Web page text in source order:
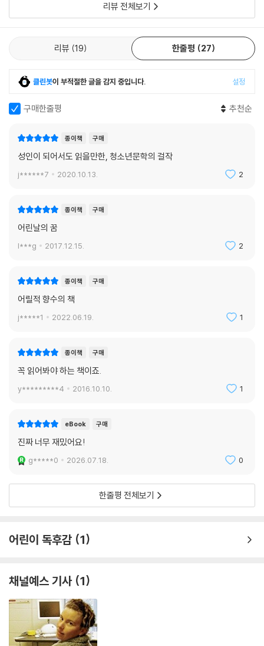
미시시피 강변의 조그만 마을 세인트피터스버그에 사는 톰은 공부하러 학
교에 가는 것보다 친구들과 강에서 헤엄치고 노는 것을 좋아하는 장난꾸러
기 소년이다. 항상 꾀를 부려 폴리 이모나 모범생 동생 시드, 혹은 친구들을
속이거나 골탕을 먹인다. 그러나 악의를 품지 않은 톰의 잔꾀와 장난은 줄
담장과 관련된 에피소드는 이 책에서 가장 대표적인 장면으로서 어린아이
면 이모의 눈을 피해 으레 창문을 통해 방으로 기어들곤 하던 톰은 어느 날
야 하는 벌을 받는다. 이때 톰은 한 가지 꾀를 내어 친구들로 하여금 톰에게
각자가 소유한 ‘재산’을 대가로 지불하고 톰을 대신하여 담장을 칠하도록
만든다. 그렇게 해서 일도 끝마치고 연, 공기알, 유리 병마개, 놋쇠 문고리
등 재산도 엄청나게 불린 톰은 그날 자신이 겪은 일에 대하여 곰곰이 생각
하게 되었다. 즉 어른이건 아이건 어떤 물건을 갖고 싶은 마음이 들게 하려
면, 그 물건을 손에 넣기 어렵게 만들기만 하면 된다는 점이다. 만약 그가
적으로 해야 하는 것이고, 놀이란 무엇이든 의무적으로 할 필요가 없는 것
미국의 소설가이자 평론가인 윌리엄 딘 하우얼스는 트웨인을 두고 “현자
한 적이 있다. 그의 말대로 트웨인은 평생 ‘소년의 마음’으로 살았을 뿐만
러한 특징을 가장 잘 드러내고 있다고 할 수 있다. 폴리 이모의 담장 사건
외에도 이 작품 속에는 “결코 잊지 못할” 장면들이 가득하다. 톰과 헉이 피
의 진통제 치료와 진통제를 고양이에게 먹인 톰의 장난, 사마귀 치료에 대
꿈과 낭만이 가득한 유년 시절, 다시는 돌아갈 수 없는 잃어버린 시간에 대
한 향수를 불러일으킨다.
『톰 소여의 모험』에 대하여 마크 트웨인은 언젠가 “세속적인 분위기를 불
어넣기 위해 산문으로 쓴 한 편의 찬가(讚歌)”라고 말한 적이 있다. 티 없
임의 무거운 짐을 걸머지지 않은 시절, 곧 낙원 추방 이전의 시절에 대한 찬
가이다. 이 소설을 읽다 보면 다시 돌아갈 수 없는 유년 시절에 대한 깊은
어 없이는 돌아볼 수 없는 저 마음의 고향과 같은 작품이다. (「작품 해설」에
서)
리뷰 전체보기
리뷰 19 한줄평 27
클린봇이 부적절한 글을 감지 중입니다. 설정
구매한줄평 추천순
종이책 구매
성인이 되어서도 읽을만한, 청소년문학의 걸작
j******7 2020.10.13. 2
종이책 구매
어린날의 꿈
l***g 2017.12.15. 2
종이책 구매
어릴적 향수의 책
j*****1 2022.06.19. 1
종이책 구매
꼭 읽어봐야 하는 책이죠.
y*********4 2016.10.10. 1
eBook 구매
진짜 너무 재밌어요!
g*****0 2026.07.18. 0
한줄평 전체보기
어린이 독후감 1
채널예스 기사 1